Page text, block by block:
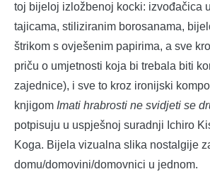
toj bijeloj izložbenoj kocki: izvođačica
tajicama, stiliziranim borosanama,
štrikom s ovješenim papirima, a sve
priču o umjetnosti koja bi trebala biti
zajednice), i sve to kroz ironijski
knjigom Imati hrabrosti ne svidjeti se
potpisuju u uspješnoj suradnji Ichiro
Koga. Bijela vizualna slika nostalgije
domu/domovini/domovnici u jednom.